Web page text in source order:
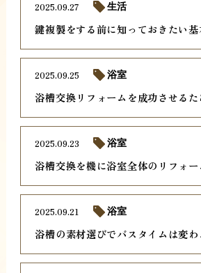
鍵複製をする前に知っておきたい基
2025.09.27 生活
浴槽交換リフォームを成功させる
2025.09.25 浴室
浴槽交換を機に浴室全体のリフォー
2025.09.23 浴室
浴槽の素材選びでバスタイムは変わ
2025.09.21 浴室